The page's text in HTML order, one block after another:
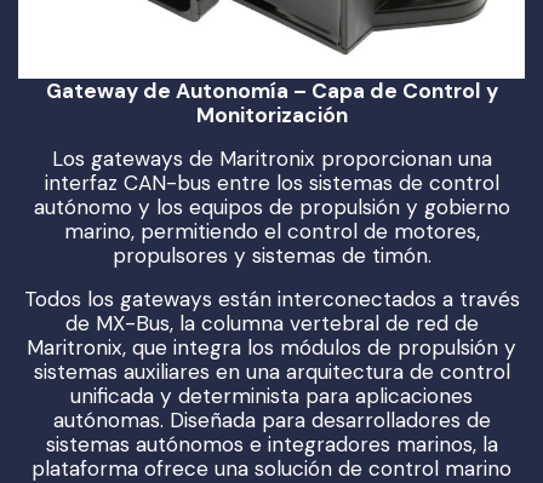
Gateway de Autonomía – Capa de Control y
Monitorización
Los gateways de Maritronix proporcionan una
interfaz CAN-bus entre los sistemas de control
autónomo y los equipos de propulsión y gobierno
marino, permitiendo el control de motores,
propulsores y sistemas de timón.
Todos los gateways están interconectados a través
de MX-Bus, la columna vertebral de red de
Maritronix, que integra los módulos de propulsión y
sistemas auxiliares en una arquitectura de control
unificada y determinista para aplicaciones
autónomas. Diseñada para desarrolladores de
sistemas autónomos e integradores marinos, la
plataforma ofrece una solución de control marino